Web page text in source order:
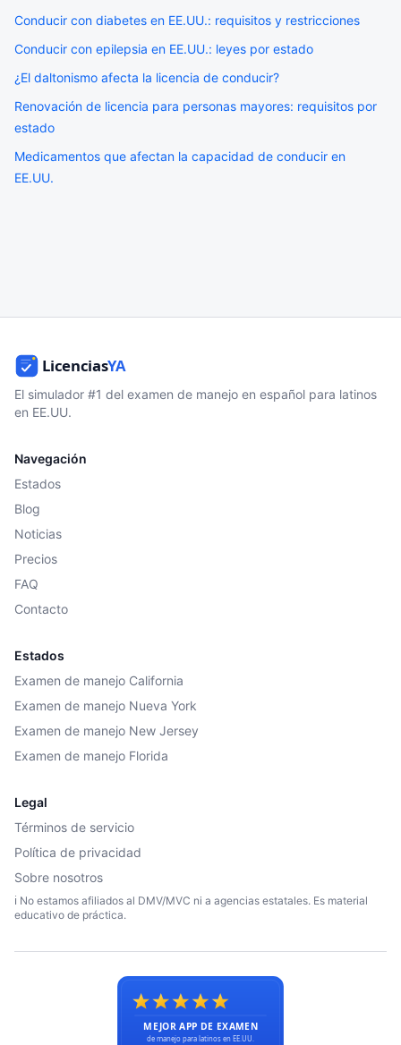
Conducir con diabetes en EE.UU.: requisitos y restricciones
Conducir con epilepsia en EE.UU.: leyes por estado
¿El daltonismo afecta la licencia de conducir?
Renovación de licencia para personas mayores: requisitos por
estado
Medicamentos que afectan la capacidad de conducir en
EE.UU.
El simulador #1 del examen de manejo en español para latinos
en EE.UU.
Navegación
Estados
Blog
Noticias
Precios
FAQ
Contacto
Estados
Examen de manejo California
Examen de manejo Nueva York
Examen de manejo New Jersey
Examen de manejo Florida
Legal
Términos de servicio
Política de privacidad
Sobre nosotros
ℹ️ No estamos afiliados al DMV/MVC ni a agencias estatales. Es material
educativo de práctica.